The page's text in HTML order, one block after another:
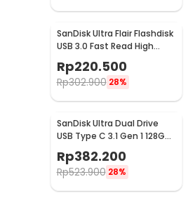
SanDisk Ultra Flair Flashdisk
USB 3.0 Fast Read High
SDCZ73
Rp220.500
Rp302.900 28%
SanDisk Ultra Dual Drive
USB Type C 3.1 Gen 1 128GB
- SDDDC2
Rp382.200
Rp523.900 28%